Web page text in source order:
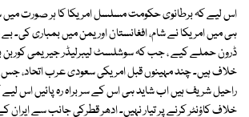
اس لیے کہ برطانوی حکومت مسلسل امریکا کا ہر صورت
ہی میں امریکا نے شام، افغانستان اور یمن میں بمباری کی۔
ڈرون حملے کیے ، جب کہ سوشلسٹ لیبرلیڈر جیریمی
خلاف ہیں۔ چند مہینوں قبل امریکی سعودی عرب اتحاد، جس
راحیل شریف ہیں اب شاید ہی اس کے سر براہ رہ پائیں اس لیے
خلاف کاؤنٹر کرنے پر تیار نہیں۔ ادھر قطرکی جانب سے ایران